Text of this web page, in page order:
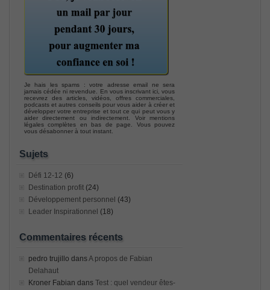
Je hais les spams : votre adresse email ne sera
jamais cédée ni revendue. En vous inscrivant ici, vous
recevrez des articles, vidéos, offres commerciales,
podcasts et autres conseils pour vous aider à créer et
développer votre entreprise et tout ce qui peut vous y
aider directement ou indirectement. Voir mentions
légales complètes en bas de page. Vous pouvez
vous désabonner à tout instant.
Sujets
Défi 12-12 (6)
Destination profit (24)
Développement personnel (43)
Leader Inspirationnel (18)
Commentaires récents
pedro trujillo dansA propos de Fabian
Delahaut
Kroner Fabian dans Test : quel vendeur êtes-